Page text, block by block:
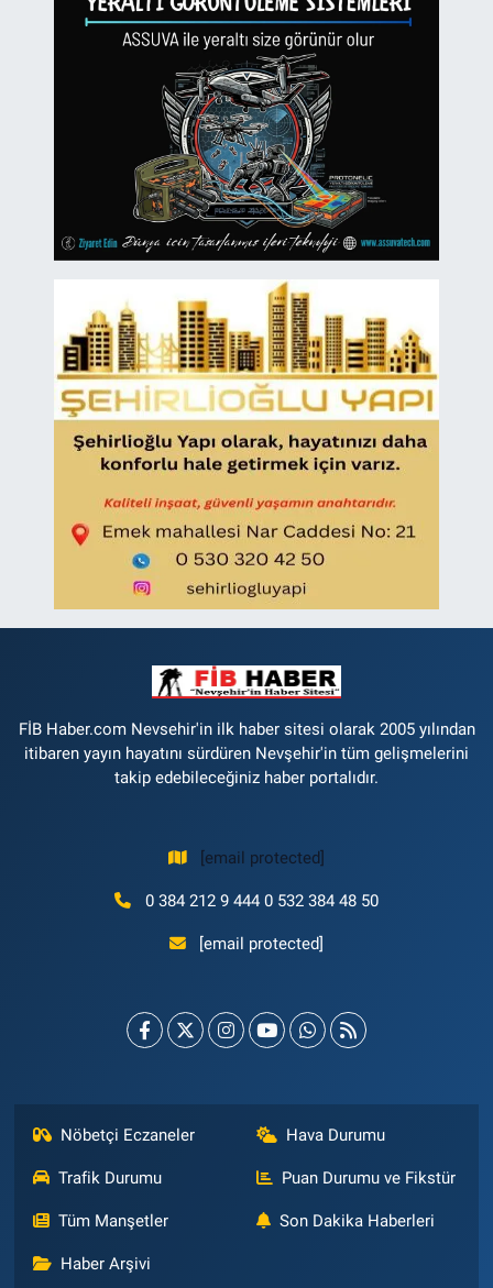
FİB Haber.com Nevsehir'in ilk haber sitesi olarak 2005 yılından
itibaren yayın hayatını sürdüren Nevşehir'in tüm gelişmelerini
takip edebileceğiniz haber portalıdır.
[email protected]
0 384 212 9 444 0 532 384 48 50
[email protected]
Nöbetçi Eczaneler Hava Durumu
Trafik Durumu Puan Durumu ve Fikstür
Tüm Manşetler Son Dakika Haberleri
Haber Arşivi